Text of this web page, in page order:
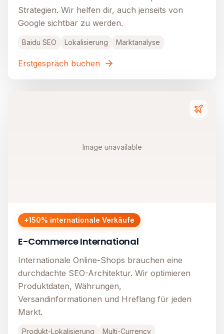
Strategien. Wir helfen dir, auch jenseits von
Google sichtbar zu werden.
Baidu SEO Lokalisierung Marktanalyse
Erstgespräch buchen
Image unavailable
+150% internationale Verkäufe
E-Commerce International
Internationale Online-Shops brauchen eine
durchdachte SEO-Architektur. Wir optimieren
Produktdaten, Währungen,
Versandinformationen und Hreflang für jeden
Markt.
Produkt-Lokalisierung Multi-Currency